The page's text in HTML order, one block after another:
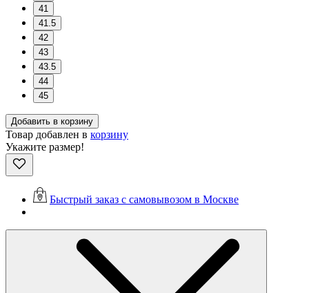
41
41.5
42
43
43.5
44
45
Добавить в корзину
Товар добавлен в корзину
Укажите размер!
Быстрый заказ с самовывозом в Москве